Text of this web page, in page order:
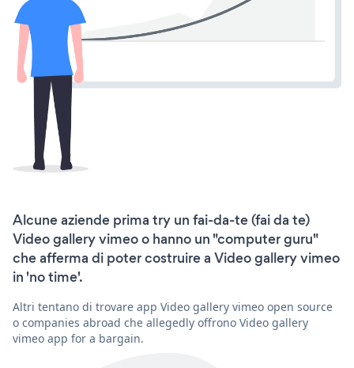
Alcune aziende prima try un fai-da-te (fai da te)
Video gallery vimeo o hanno un "computer guru"
che afferma di poter costruire a Video gallery vimeo
in 'no time'.
Altri tentano di trovare app Video gallery vimeo open source
o companies abroad che allegedly offrono Video gallery
vimeo app for a bargain.